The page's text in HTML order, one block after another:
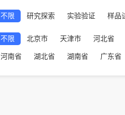
不限 研究探索 实验验证 样品
不限 北京市 天津市 河北省
河南省 湖北省 湖南省 广东省